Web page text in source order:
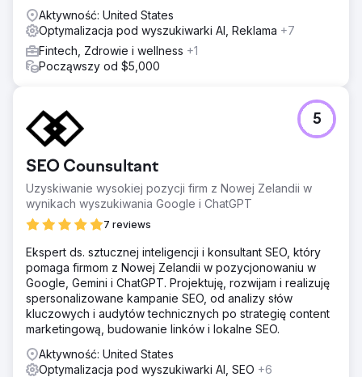
Aktywność: United States
Optymalizacja pod wyszukiwarki AI, Reklama +7
Fintech, Zdrowie i wellness +1
Począwszy od $5,000
SEO Counsultant
Uzyskiwanie wysokiej pozycji firm z Nowej Zelandii w
wynikach wyszukiwania Google i ChatGPT
7 reviews
5
Ekspert ds. sztucznej inteligencji i konsultant SEO, który
pomaga firmom z Nowej Zelandii w pozycjonowaniu w
Google, Gemini i ChatGPT. Projektuję, rozwijam i realizuję
spersonalizowane kampanie SEO, od analizy słów
kluczowych i audytów technicznych po strategię content
marketingową, budowanie linków i lokalne SEO.
Aktywność: United States
Optymalizacja pod wyszukiwarki AI, SEO +6